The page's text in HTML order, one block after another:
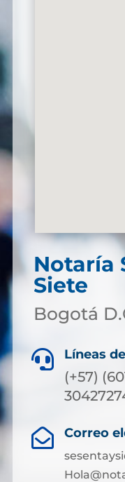
Notaría
Siete
Bogotá
 Líneas
(+57)
 Correo